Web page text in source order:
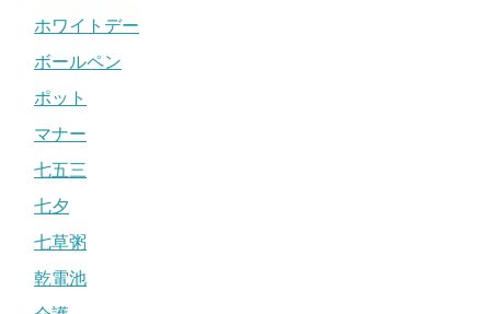
ホワイトデー
ボールペン
ポット
マナー
七五三
七夕
七草粥
乾電池